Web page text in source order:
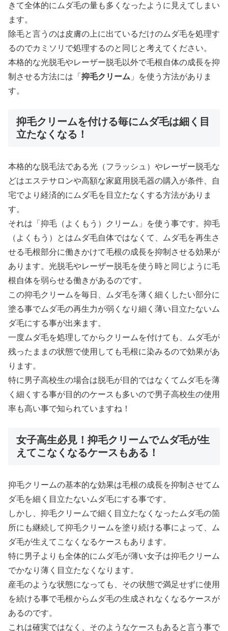
きて全体的にムダ毛の量も多くなったように見えてしまい
ます。
除毛と言うのは皮膚の上に出ているだけのムダ毛を処理す
るのでカミソリで処理するのと同じと考えてください。
本格的な光脱毛やレーザー脱毛以外で毛根自体の成長を抑
制させる方法には「 抑毛クリーム 」を使う方法がありま
す。
抑毛クリームを付ける毎にムダ毛は細く目
立たなくなる！
本格的な脱毛法である光（フラッシュ）やレーザー脱毛な
どはエステサロンや高額な家庭用脱毛器の購入が条件、自
宅でより経済的にムダ毛を目立たなくする方法がありま
す。
それは「抑毛（よくもう）クリーム」を使う事です。抑毛
（よくもう）とはムダ毛自体ではなくて、ムダ毛を再生さ
せる毛根部分に働きかけて毛根の成長を抑制させる効果が
あります。光脱毛やレーザー脱毛を使う時と同じように毛
根自体を弱らせる働きがあるのです。
この抑毛クリームを毎日、ムダ毛を薄く細くしたい部分に
塗る事でムダ毛の再生力が弱くなり細く薄い目立たないム
ダ毛にする事が出来ます。
一度ムダ毛を処理してからクリームを付けても、ムダ毛が
残ったままの状態で使用しても毛根に染みるので効果があ
ります。
特に男子高校生の場合は脱毛が目的ではなくてムダ毛を薄
く細くする事が目的のケースも多いので男子高校生の使用
率も高い事で知られていますね！
女子高生必見！抑毛クリームでムダ毛が生
えてこなくなるケースもある！
抑毛クリームの基本的な効果は毛根の成長を抑制させてム
ダ毛を細く目立たないムダ毛にする事です。
しかし、抑毛クリームで細く目立たなくなったムダ毛の箇
所にも継続して抑毛クリームを塗り続ける事によって、ム
ダ毛が生えてこなくなるケースもあります。
特に男子よりも全体的にムダ毛が薄い女子は抑毛クリーム
でかなり薄く目立たなくなります。
産毛のような状態になっても、その状態で満足せずに使用
を続ける事で毛根からムダ毛の生成されなくなるケースが
あるのです。
これは確実ではなく、そのようなケースもあると言う事で